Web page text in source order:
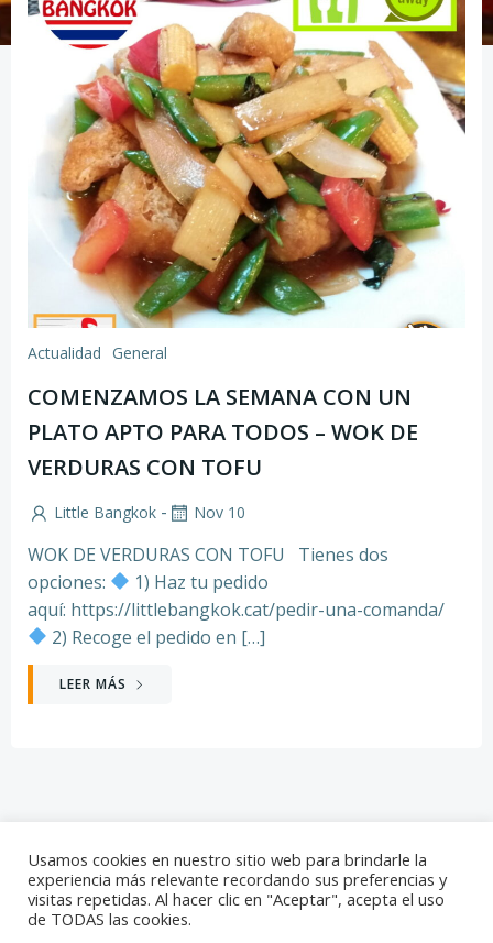
Actualidad General
COMENZAMOS LA SEMANA CON UN
PLATO APTO PARA TODOS – WOK DE
VERDURAS CON TOFU
Little Bangkok - Nov 10
WOK DE VERDURAS CON TOFU Tienes dos
opciones:
1) Haz tu pedido
aquí: https://littlebangkok.cat/pedir-una-comanda/
2) Recoge el pedido en […]
LEER MÁS
© 2026 Little Bangkok. Created for free using
Usamos cookies en nuestro sitio web para brindarle la
experiencia más relevante recordando sus preferencias y
visitas repetidas. Al hacer clic en "Aceptar", acepta el uso
de TODAS las cookies.